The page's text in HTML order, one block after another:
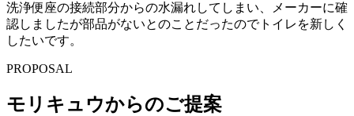
洗浄便座の接続部分からの水漏れしてしまい、メーカーに確
認しましたが部品がないとのことだったのでトイレを新しく
したいです。
PROPOSAL
モリキュウからのご提案